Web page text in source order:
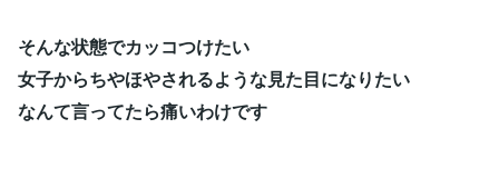
そんな状態でカッコつけたい
女子からちやほやされるような見た目になりたい
なんて言ってたら痛いわけです